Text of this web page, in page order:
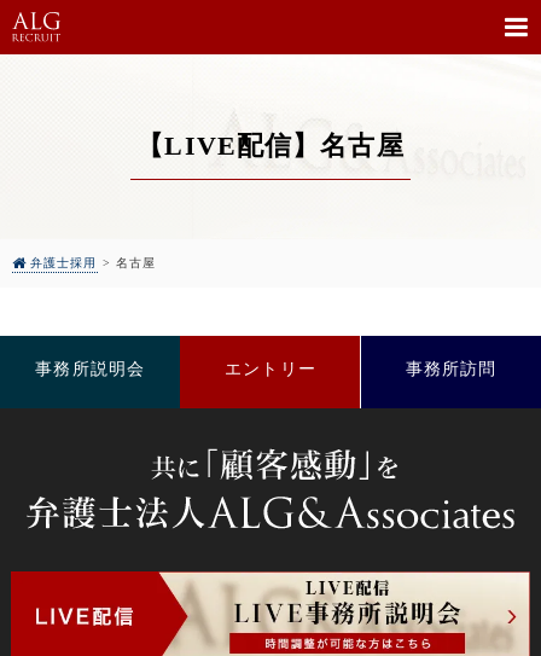
【LIVE配信】名古屋
弁護士採用 > 名古屋